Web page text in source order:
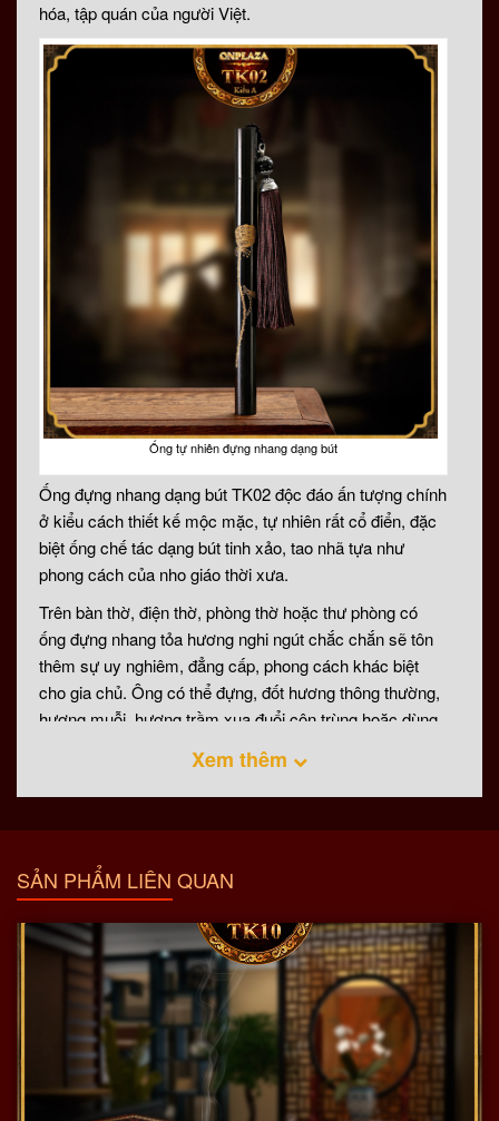
hóa, tập quán của người Việt.
Ống tự nhiên đựng nhang dạng bút
Ống đựng nhang dạng bút TK02 độc đáo ấn tượng chính
ở kiểu cách thiết kế mộc mặc, tự nhiên rất cổ điển, đặc
biệt ống chế tác dạng bút tinh xảo, tao nhã tựa như
phong cách của nho giáo thời xưa.
Trên bàn thờ, điện thờ, phòng thờ hoặc thư phòng có
ống đựng nhang tỏa hương nghi ngút chắc chắn sẽ tôn
thêm sự uy nghiêm, đẳng cấp, phong cách khác biệt
cho gia chủ. Ông có thể đựng, đốt hương thông thường,
hương muỗi, hương trầm xua đuổi côn trùng hoặc dùng
chắc, khả năng chống ẩm tốt.
Sản phẩm được thiết kế theo nhiều kiểu cách khác nhau
tiết sản phẩm)
Xem thêm
SẢN PHẨM LIÊN QUAN